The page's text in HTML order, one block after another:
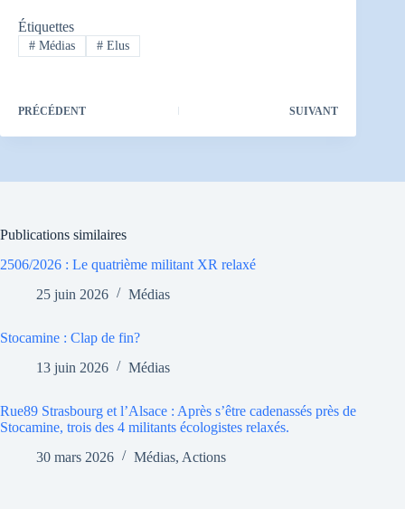
Étiquettes
#Médias #Elus
PRÉCÉDENT SUIVANT
Publications similaires
2506/2026 : Le quatrième militant XR relaxé
25 juin 2026
Médias
Stocamine : Clap de fin?
13 juin 2026
Médias
Rue89 Strasbourg et l’Alsace : Après s’être cadenassés près de
Stocamine, trois des 4 militants écologistes relaxés.
30 mars 2026
Médias, Actions